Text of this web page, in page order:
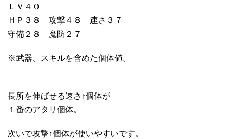
ＬＶ４０
ＨＰ３８ 攻撃４８ 速さ３７
守備２８ 魔防２７
※武器、スキルを含めた個体値。
長所を伸ばせる速さ↑個体が
１番のアタリ個体。
次いで攻撃↑個体が使いやすいです。